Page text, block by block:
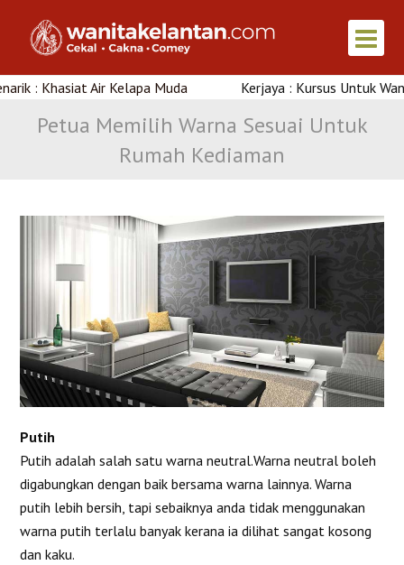
Khasiat Air Kelapa Muda Kerjaya : Kursus Untuk Wanita
Petua Memilih Warna Sesuai Untuk
Rumah Kediaman
Putih
Putih adalah salah satu warna neutral.Warna neutral boleh
digabungkan dengan baik bersama warna lainnya. Warna
putih lebih bersih, tapi sebaiknya anda tidak menggunakan
warna putih terlalu banyak kerana ia dilihat sangat kosong
dan kaku.